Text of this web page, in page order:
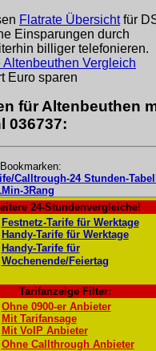
Flatrate Übersichtfür
Einsparungen durch
billiger telefonieren.
Altenbeuthen Vergleich
Euro sparen
für Altenbeuthen
036737:
Calltrough-24 Stunden-
3Rang
24-Stundenvergleiche!
Festnetz-Tarife für Werktage
Handy-Tarife für Werktage
Handy-Tarife für
Wochenende/Feiertag
Tarifanzeige Filter:
Ohne 0900-er Anbieter
Mit Tarifansage
Mit VoIP Anbieter
Ohne Callthrough Anbieter